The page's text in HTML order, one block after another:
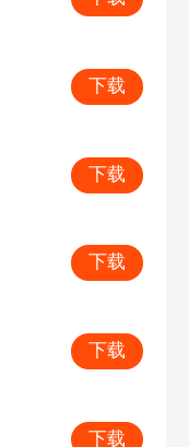
下载
下载
下载
下载
下载